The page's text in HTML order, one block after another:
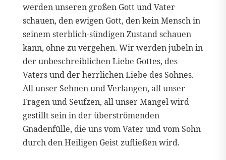
werden unseren großen Gott und Vater
schauen, den ewigen Gott, den kein Mensch in
seinem sterblich-sündigen Zustand schauen
kann, ohne zu vergehen. Wir werden jubeln in
der unbeschreiblichen Liebe Gottes, des
Vaters und der herrlichen Liebe des Sohnes.
All unser Sehnen und Verlangen, all unser
Fragen und Seufzen, all unser Mangel wird
gestillt sein in der überströmenden
Gnadenfülle, die uns vom Vater und vom Sohn
durch den Heiligen Geist zufließen wird.